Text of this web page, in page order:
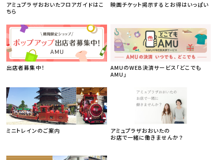
アミュプラザおおいたフロアガイドはこ
ちら
映画チケット掲示するとお得はいっぱい
出店者募集中！
AMUのWEB決済サービス「どこでも
AMU」
ミニトレインのご案内
アミュプラザおおいたの
お店で一緒に働きませんか？